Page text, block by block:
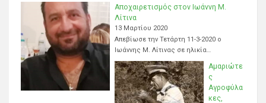
Αποχαιρετισμός στον Ιωάννη Μ.
Λίτινα
13 Μαρτίου 2020
Απεβίωσε την Τετάρτη 11-3-2020 ο
Ιωάννης Μ. Λίτινας σε ηλικία…
Αμαριώτε
ς
Αγροφύλα
κες,